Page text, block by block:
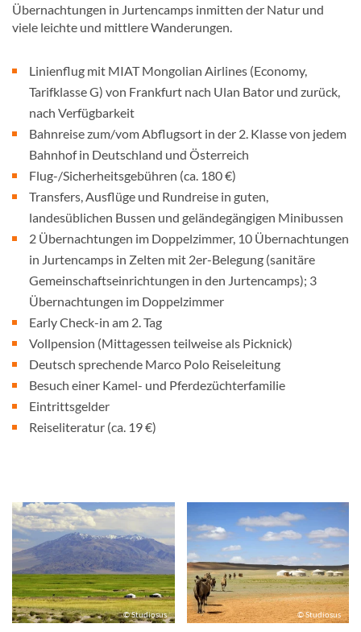
Übernachtungen in Jurtencamps inmitten der Natur und
viele leichte und mittlere Wanderungen.
Linienflug mit MIAT Mongolian Airlines (Economy,
Tarifklasse G) von Frankfurt nach Ulan Bator und zurück,
nach Verfügbarkeit
Bahnreise zum/vom Abflugsort in der 2. Klasse von jedem
Bahnhof in Deutschland und Österreich
Flug-/Sicherheitsgebühren (ca. 180 €)
Transfers, Ausflüge und Rundreise in guten,
landesüblichen Bussen und geländegängigen Minibussen
2 Übernachtungen im Doppelzimmer, 10 Übernachtungen
in Jurtencamps in Zelten mit 2er-Belegung (sanitäre
Gemeinschaftseinrichtungen in den Jurtencamps); 3
Übernachtungen im Doppelzimmer
Early Check-in am 2. Tag
Vollpension (Mittagessen teilweise als Picknick)
Deutsch sprechende Marco Polo Reiseleitung
Besuch einer Kamel- und Pferdezüchterfamilie
Eintrittsgelder
Reiseliteratur (ca. 19 €)
© Studiosus © Studiosus